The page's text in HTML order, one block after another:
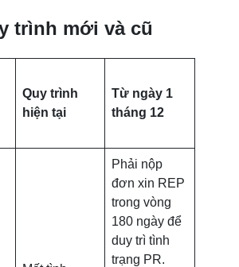
trình mới và cũ
Quy trình
hiện tại
Từ ngày 1
tháng 12
Phải nộp
đơn xin REP
trong vòng
180 ngày để
duy trì tình
trạng PR.